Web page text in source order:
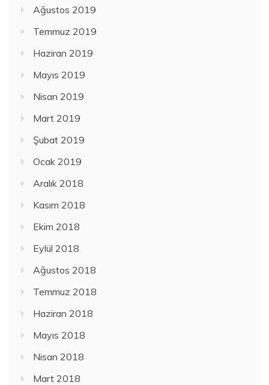
Ağustos 2019
Temmuz 2019
Haziran 2019
Mayıs 2019
Nisan 2019
Mart 2019
Şubat 2019
Ocak 2019
Aralık 2018
Kasım 2018
Ekim 2018
Eylül 2018
Ağustos 2018
Temmuz 2018
Haziran 2018
Mayıs 2018
Nisan 2018
Mart 2018